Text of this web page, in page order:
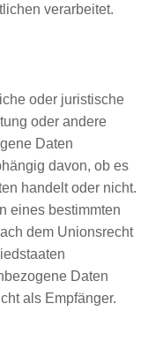
verarbeitet.
oder juristische
oder andere
Daten
davon, ob es
handelt oder nicht.
eines bestimmten
dem Unionsrecht
Daten
als Empfänger.